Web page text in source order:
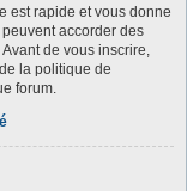
est rapide et vous donne
accorder des
de vous inscrire,
la politique de
forum.